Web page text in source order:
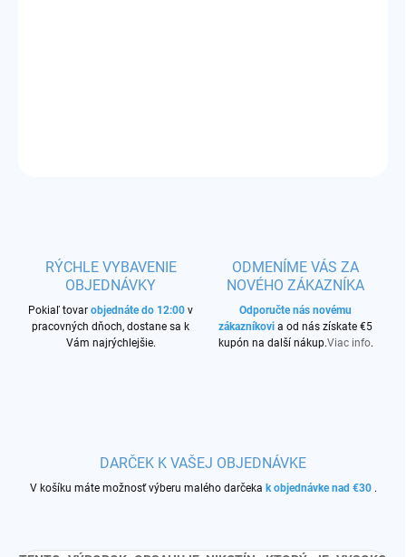
RÝCHLE VYBAVENIE
OBJEDNÁVKY
Pokiaľ tovar objednáte do 12:00 v
pracovných dňoch, dostane sa k
Vám najrýchlejšie.
ODMENÍME VÁS ZA
NOVÉHO ZÁKAZNÍKA
Odporučte nás novému
zákazníkovi a od nás získate €5
kupón na další nákup.Viac info.
DARČEK K VAŠEJ OBJEDNÁVKE
V košíku máte možnosť výberu malého darčeka k objednávke nad €30.